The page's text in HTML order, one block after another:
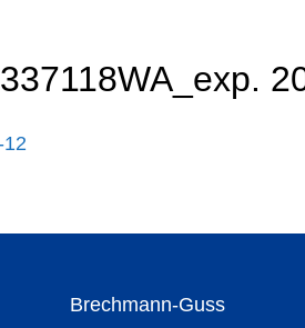
12
Brechmann-Guss